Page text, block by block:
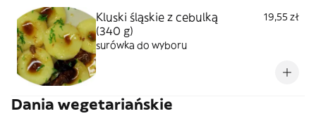
Kluski śląskie z cebulką
(340 g)
19,55 zł
surówka do wyboru
Dania wegetariańskie